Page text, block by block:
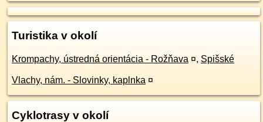
Turistika v okolí
Krompachy, ústredná orientácia - Rožňava ¤, Spišské
Vlachy, nám. - Slovinky, kaplnka ¤
Cyklotrasy v okolí